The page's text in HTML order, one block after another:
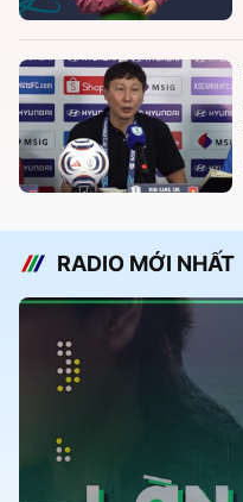
RADIO MỚI NHẤT